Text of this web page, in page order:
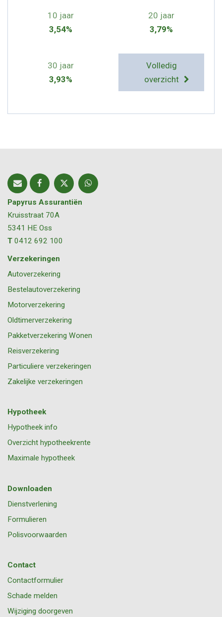
10 jaar
3,54%
20 jaar
3,79%
30 jaar
3,93%
Volledig
overzicht
Papyrus Assurantiën
Kruisstraat 70A
5341 HE Oss
T 0412 692 100
Verzekeringen
Autoverzekering
Bestelautoverzekering
Motorverzekering
Oldtimerverzekering
Pakketverzekering Wonen
Reisverzekering
Particuliere verzekeringen
Zakelijke verzekeringen
Hypotheek
Hypotheek info
Overzicht hypotheekrente
Maximale hypotheek
Downloaden
Dienstverlening
Formulieren
Polisvoorwaarden
Contact
Contactformulier
Schade melden
Wijziging doorgeven